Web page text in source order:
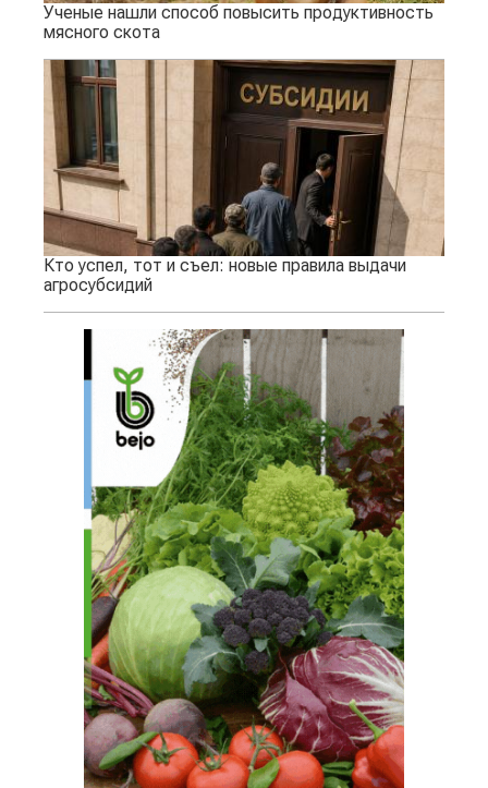
Ученые нашли способ повысить продуктивность
мясного скота
Кто успел, тот и съел: новые правила выдачи
агросубсидий